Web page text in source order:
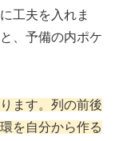
工夫を入れま
、予備の内ポケ
ます。列の前後
を自分から作る